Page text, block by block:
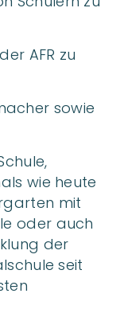
AFR zu
sowie
wie heute
mit
oder auch
der
seit